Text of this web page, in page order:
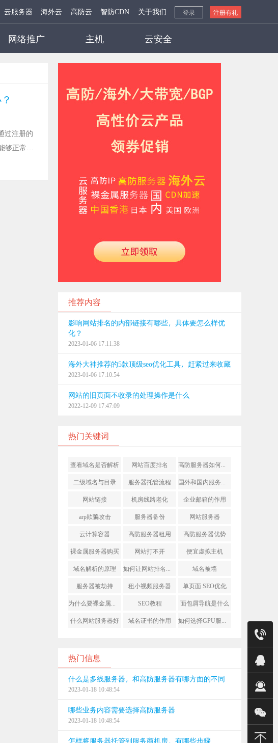
云服务器 海外云 高防云 智防CDN 关于我们 登录 注册有礼
网络推广 主机 云安全
过注册的
够正常的
推荐内容
影响网站排名的内部链接有哪些，具体要怎么样优
化？
2023-01-06 17:11:38
海外大神推荐的5款顶级seo优化工具，赶紧过来收藏
2023-01-06 17:10:54
网站的旧页面不收录的处理操作是什么
2022-12-09 17:47:09
热门关键词
查看域名是否解析 网站百度排名
二级域名与目录 服务器托管流程
网站链接 机房线路老化 企业邮箱的作用
arp欺骗攻击 服务器备份 网站服务器
云计算容器 高防服务器租用 高防服务器优势
裸金属服务器购买 网站打不开 便宜虚拟主机
域名解析的原理 域名被墙
服务器被劫持 租小视频服务器 单页面 SEO优化
SEO教程 面包屑导航是什么
什么网站服务器好 域名证书的作用
热门信息
什么是多线服务器，和高防服务器有哪方面的不同
2023-01-18 10:48:54
哪些业务内容需要选择高防服务器
2023-01-18 10:48:54
怎样将服务器托管到服务商机房，有哪些步骤
售前
销售(智)
销售(金)
销售(平)